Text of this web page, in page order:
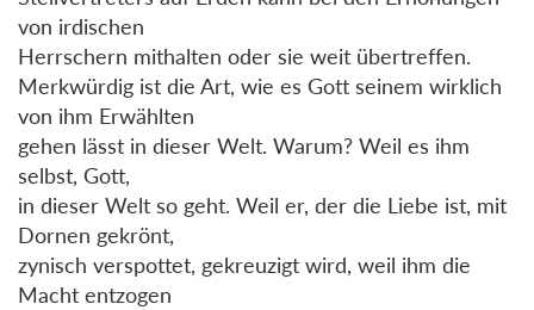
von irdischen
Herrschern mithalten oder sie weit übertreffen.
Merkwürdig ist die Art, wie es Gott seinem wirklich
von ihm Erwählten
gehen lässt in dieser Welt. Warum? Weil es ihm
selbst, Gott,
in dieser Welt so geht. Weil er, der die Liebe ist, mit
Dornen gekrönt,
zynisch verspottet, gekreuzigt wird, weil ihm die
Macht entzogen